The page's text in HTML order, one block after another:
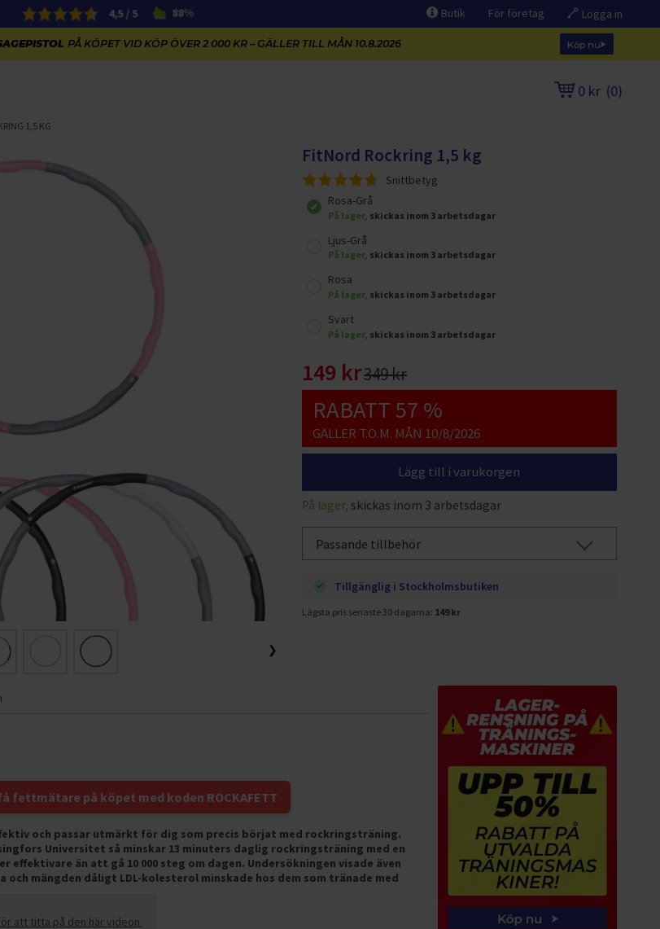
4,5 / 5 88% Butik För företag Logga in
PÅ KÖPET VID KÖP ÖVER 2 000 KR – GÄLLER TILL MÅN 10.8.2026 Köp nu
0 kr (0)
1,5 KG
❯
FitNord Rockring 1,5 kg
Snittbetyg
Rosa-Grå
På lager, skickas inom 3 arbetsdagar
Ljus-Grå
På lager, skickas inom 3 arbetsdagar
Rosa
På lager, skickas inom 3 arbetsdagar
Svart
På lager, skickas inom 3 arbetsdagar
149 kr349 kr
RABATT 57 %
GÄLLER T.O.M. MÅN 10/8/2026
Lägg till i varukorgen
På lager, skickas inom 3 arbetsdagar
Passande tillbehör
Tillgänglig i Stockholmsbutiken
Lägsta pris senaste 30 dagarna: 149 kr
fettmätare på köpet med koden ROCKAFETT
och passar utmärkt för dig som precis börjat med rockringsträning.
Universitet så minskar 13 minuters daglig rockringsträning med en
än att gå 10 000 steg om dagen. Undersökningen visade även
och mängden dåligt LDL-kolesterol minskade hos dem som tränade med
att titta på den här videon.